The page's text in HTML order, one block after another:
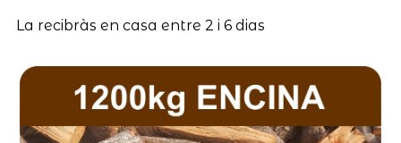
La recibràs en casa entre 2 i 6 dias